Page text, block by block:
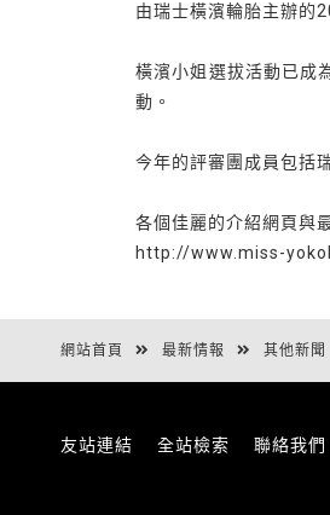
由瑞士橫濱輪胎主辦的
橫濱小姐選拔活動已成
動。
今年的評審團成員包括
各個佳麗的介紹網頁與
http://www.miss-
網站首頁 最新情報 其他新聞
友站連結 全站檢索 聯絡我們